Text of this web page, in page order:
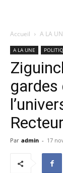
Accueil A LA
A LA UNE
gardes
Recteur
Par admin - 17